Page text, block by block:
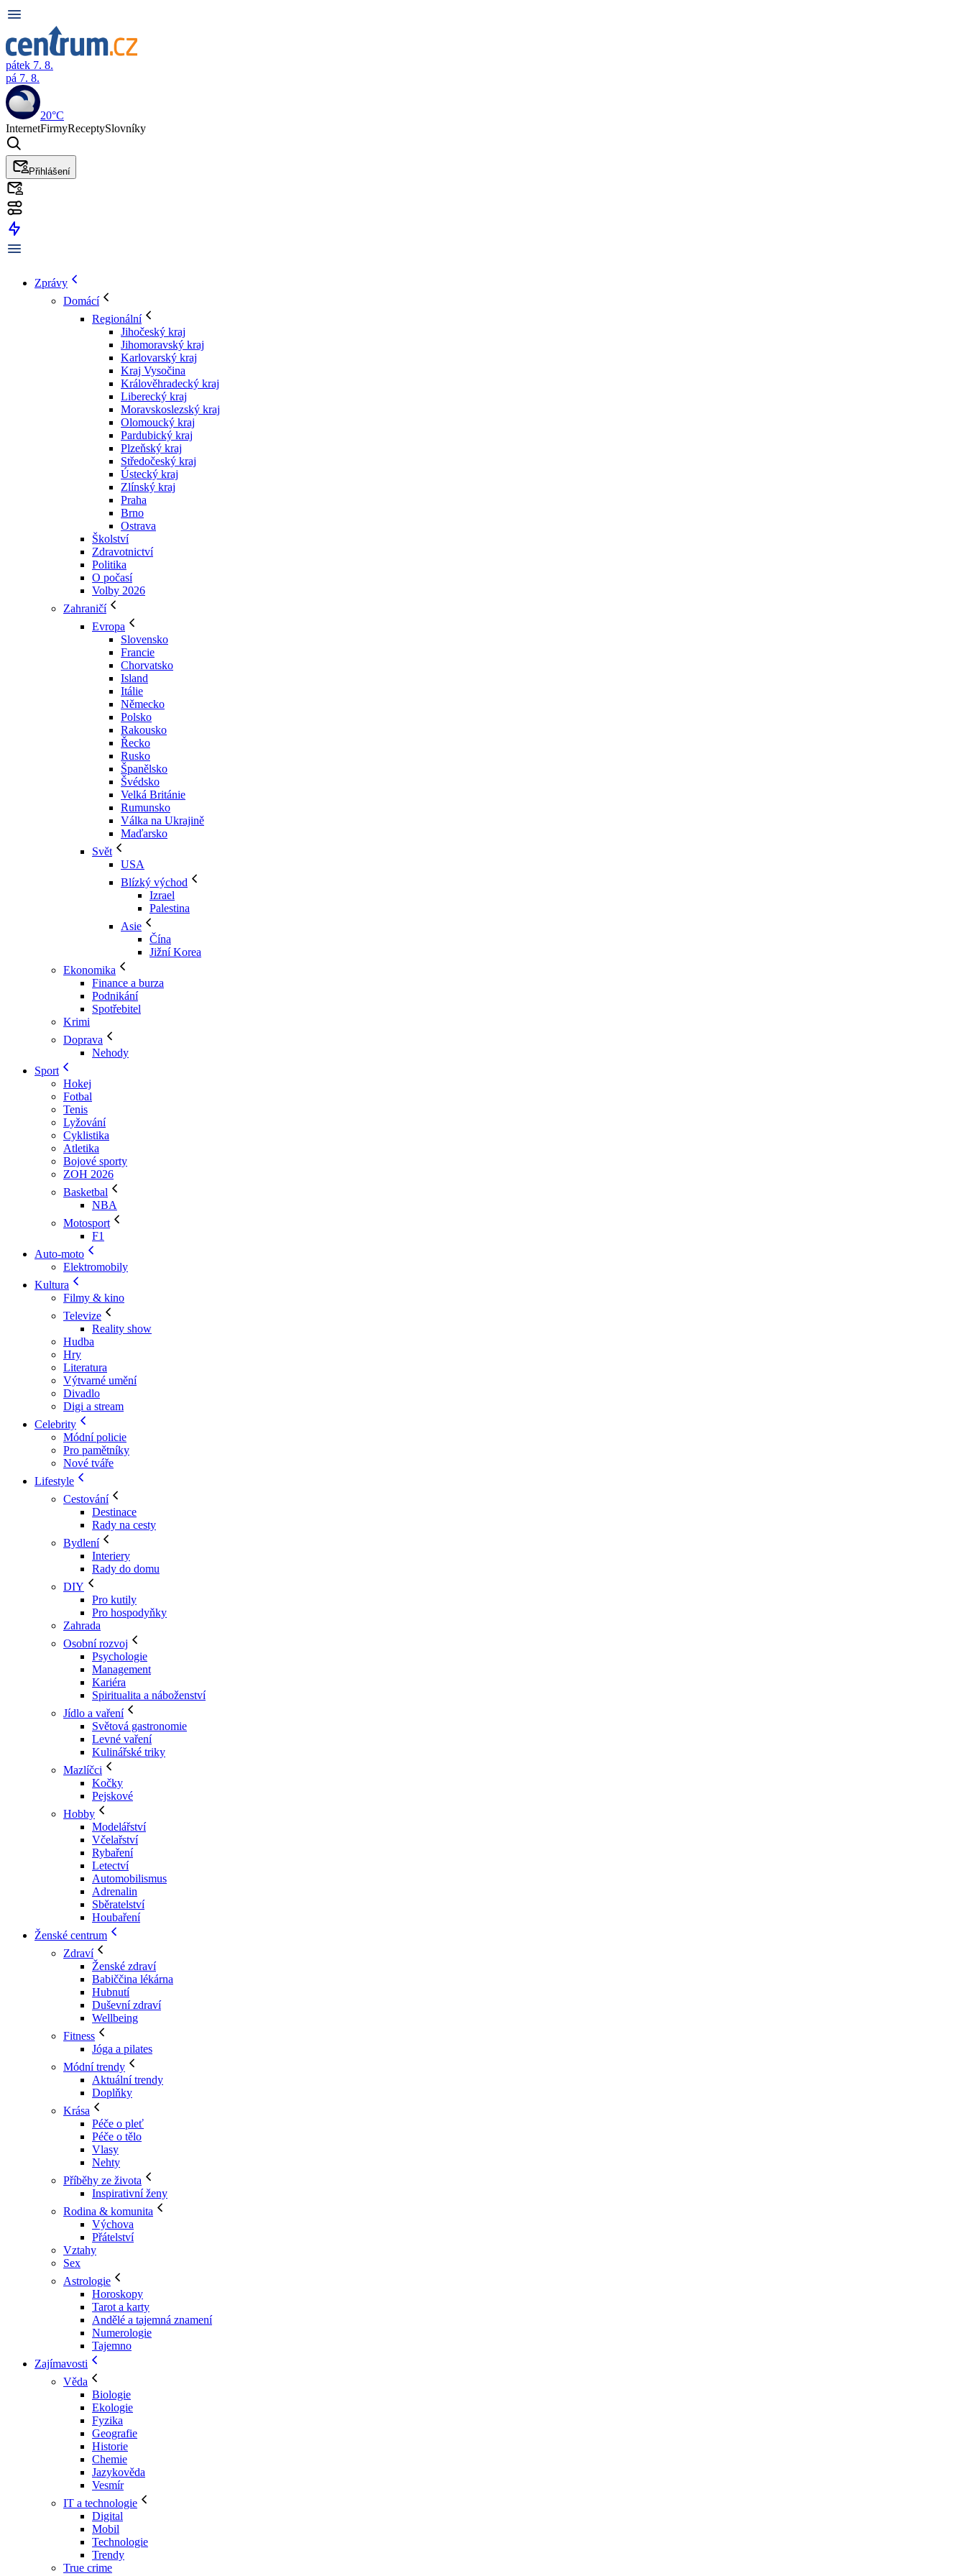
pátek 7. 8.
pá 7. 8.
20°C
InternetFirmyReceptySlovníky
Přihlášení
Zprávy
Domácí
Regionální
Jihočeský kraj
Jihomoravský kraj
Karlovarský kraj
Kraj Vysočina
Králověhradecký kraj
Liberecký kraj
Moravskoslezský kraj
Olomoucký kraj
Pardubický kraj
Plzeňský kraj
Středočeský kraj
Ústecký kraj
Zlínský kraj
Praha
Brno
Ostrava
Školství
Zdravotnictví
Politika
O počasí
Volby 2026
Zahraničí
Evropa
Slovensko
Francie
Chorvatsko
Island
Itálie
Německo
Polsko
Rakousko
Řecko
Rusko
Španělsko
Švédsko
Velká Británie
Rumunsko
Válka na Ukrajině
Maďarsko
Svět
USA
Blízký východ
Izrael
Palestina
Asie
Čína
Jižní Korea
Ekonomika
Finance a burza
Podnikání
Spotřebitel
Krimi
Doprava
Nehody
Sport
Hokej
Fotbal
Tenis
Lyžování
Cyklistika
Atletika
Bojové sporty
ZOH 2026
Basketbal
NBA
Motosport
F1
Auto-moto
Elektromobily
Kultura
Filmy & kino
Televize
Reality show
Hudba
Hry
Literatura
Výtvarné umění
Divadlo
Digi a stream
Celebrity
Módní policie
Pro pamětníky
Nové tváře
Lifestyle
Cestování
Destinace
Rady na cesty
Bydlení
Interiery
Rady do domu
DIY
Pro kutily
Pro hospodyňky
Zahrada
Osobní rozvoj
Psychologie
Management
Kariéra
Spiritualita a náboženství
Jídlo a vaření
Světová gastronomie
Levné vaření
Kulinářské triky
Mazlíčci
Kočky
Pejskové
Hobby
Modelářství
Včelařství
Rybaření
Letectví
Automobilismus
Adrenalin
Sběratelství
Houbaření
Ženské centrum
Zdraví
Ženské zdraví
Babiččina lékárna
Hubnutí
Duševní zdraví
Wellbeing
Fitness
Jóga a pilates
Módní trendy
Aktuální trendy
Doplňky
Krása
Péče o pleť
Péče o tělo
Vlasy
Nehty
Příběhy ze života
Inspirativní ženy
Rodina & komunita
Výchova
Přátelství
Vztahy
Sex
Astrologie
Horoskopy
Tarot a karty
Andělé a tajemná znamení
Numerologie
Tajemno
Zajímavosti
Věda
Biologie
Ekologie
Fyzika
Geografie
Historie
Chemie
Jazykověda
Vesmír
IT a technologie
Digital
Mobil
Technologie
Trendy
True crime